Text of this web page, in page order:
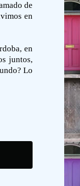
de
en
en
juntos,
Lo